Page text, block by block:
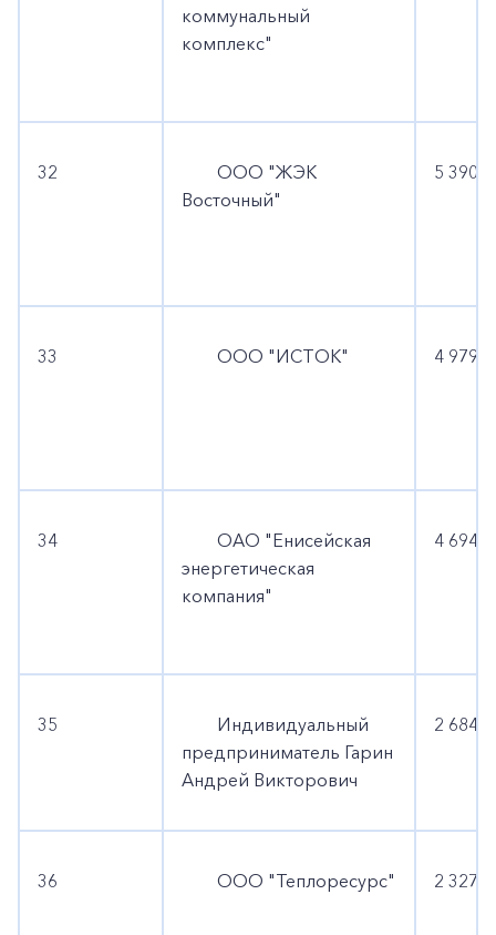
коммунальный
комплекс"
32
ООО "ЖЭК
Восточный"
5 390
33 ООО "ИСТОК" 4 979
34
ОАО "Енисейская
энергетическая
компания"
4 694
35
Индивидуальный
предприниматель Гарин
Андрей Викторович
2 684
36 ООО "Теплоресурс" 2 327